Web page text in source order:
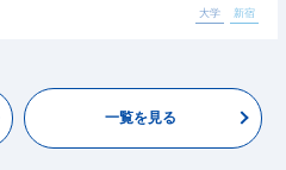
一覧を見る
大学 新宿